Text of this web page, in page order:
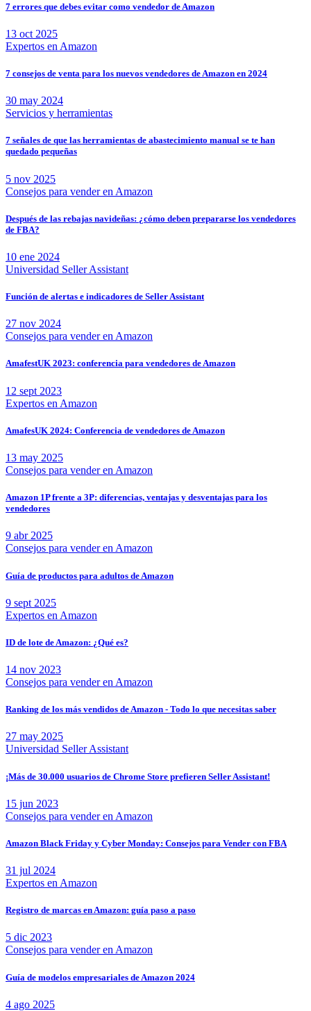
7 errores que debes evitar como vendedor de Amazon
13 oct 2025
Expertos en Amazon
7 consejos de venta para los nuevos vendedores de Amazon en 2024
30 may 2024
Servicios y herramientas
7 señales de que las herramientas de abastecimiento manual se te han
quedado pequeñas
5 nov 2025
Consejos para vender en Amazon
Después de las rebajas navideñas: ¿cómo deben prepararse los vendedores
de FBA?
10 ene 2024
Universidad Seller Assistant
Función de alertas e indicadores de Seller Assistant
27 nov 2024
Consejos para vender en Amazon
AmafestUK 2023: conferencia para vendedores de Amazon
12 sept 2023
Expertos en Amazon
AmafesUK 2024: Conferencia de vendedores de Amazon
13 may 2025
Consejos para vender en Amazon
Amazon 1P frente a 3P: diferencias, ventajas y desventajas para los
vendedores
9 abr 2025
Consejos para vender en Amazon
Guía de productos para adultos de Amazon
9 sept 2025
Expertos en Amazon
ID de lote de Amazon: ¿Qué es?
14 nov 2023
Consejos para vender en Amazon
Ranking de los más vendidos de Amazon - Todo lo que necesitas saber
27 may 2025
Universidad Seller Assistant
¡Más de 30.000 usuarios de Chrome Store prefieren Seller Assistant!
15 jun 2023
Consejos para vender en Amazon
Amazon Black Friday y Cyber Monday: Consejos para Vender con FBA
31 jul 2024
Expertos en Amazon
Registro de marcas en Amazon: guía paso a paso
5 dic 2023
Consejos para vender en Amazon
Guía de modelos empresariales de Amazon 2024
4 ago 2025